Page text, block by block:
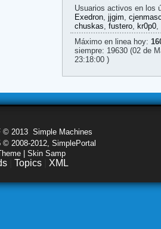
Usuarios activos en los
Exedron, jjgim,
chuskas, fustero, kr0p0,
Máximo en linea hoy:
siempre: 19630 (02 de
23:18:00 )
© 2013 Simple Machines
2008-2012, SimplePortal
| Skin Samp
Topics XML